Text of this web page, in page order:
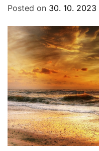
Posted on 30. 10. 2023